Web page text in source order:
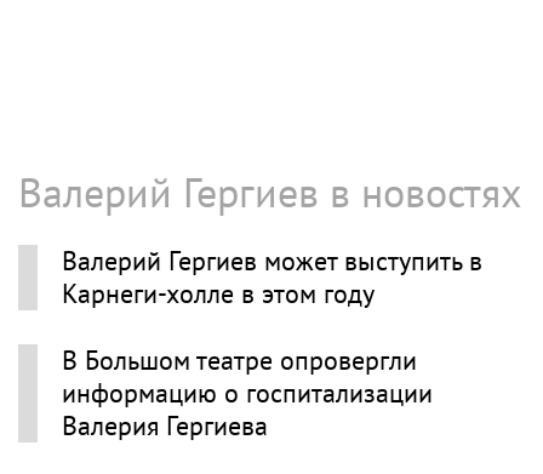
Валерий Гергиев в новостях
Валерий Гергиев может выступить в
Карнеги-холле в этом году
В Большом театре опровергли
информацию о госпитализации
Валерия Гергиева